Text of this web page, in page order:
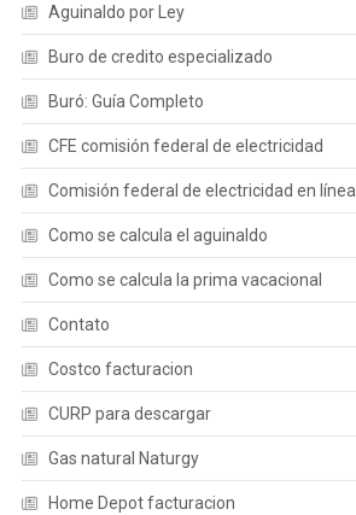
Aguinaldo por Ley
Buro de credito especializado
Buró: Guía Completo
CFE comisión federal de electricidad
Comisión federal de electricidad en línea
Como se calcula el aguinaldo
Como se calcula la prima vacacional
Contato
Costco facturacion
CURP para descargar
Gas natural Naturgy
Home Depot facturacion